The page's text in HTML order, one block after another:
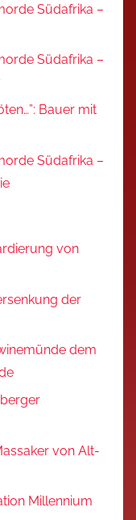
Südafrika –
Südafrika –
Bauer mit
Südafrika –
von
der
dem
von Alt-
Millennium